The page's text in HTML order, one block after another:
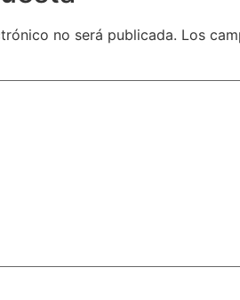
no será publicada. Los